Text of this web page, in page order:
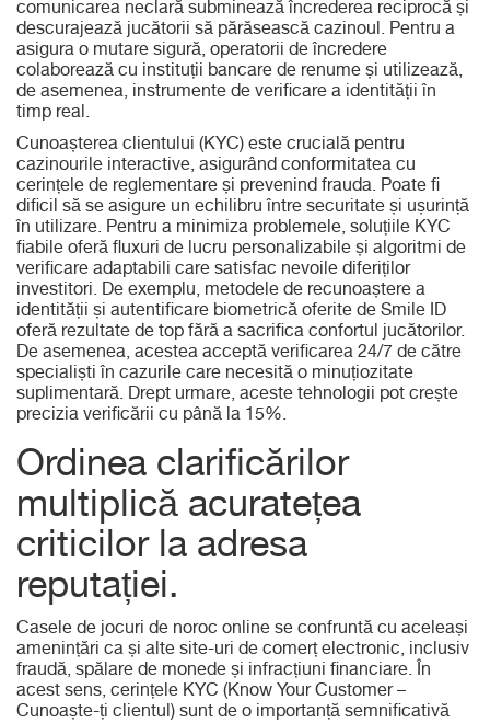
comunicarea neclară subminează încrederea reciprocă și
descurajează jucătorii să părăsească cazinoul. Pentru a
asigura o mutare sigură, operatorii de încredere
colaborează cu instituții bancare de renume și utilizează,
de asemenea, instrumente de verificare a identității în
timp real.
Cunoașterea clientului (KYC) este crucială pentru
cazinourile interactive, asigurând conformitatea cu
cerințele de reglementare și prevenind frauda. Poate fi
dificil să se asigure un echilibru între securitate și ușurință
în utilizare. Pentru a minimiza problemele, soluțiile KYC
fiabile oferă fluxuri de lucru personalizabile și algoritmi de
verificare adaptabili care satisfac nevoile diferiților
investitori. De exemplu, metodele de recunoaștere a
identității și autentificare biometrică oferite de Smile ID
oferă rezultate de top fără a sacrifica confortul jucătorilor.
De asemenea, acestea acceptă verificarea 24/7 de către
specialiști în cazurile care necesită o minuțiozitate
suplimentară. Drept urmare, aceste tehnologii pot crește
precizia verificării cu până la 15%.
Ordinea clarificărilor
multiplică acuratețea
criticilor la adresa
reputației.
Casele de jocuri de noroc online se confruntă cu aceleași
amenințări ca și alte site-uri de comerț electronic, inclusiv
fraudă, spălare de monede și infracțiuni financiare. În
acest sens, cerințele KYC (Know Your Customer –
Cunoaște-ți clientul) sunt de o importanță semnificativă